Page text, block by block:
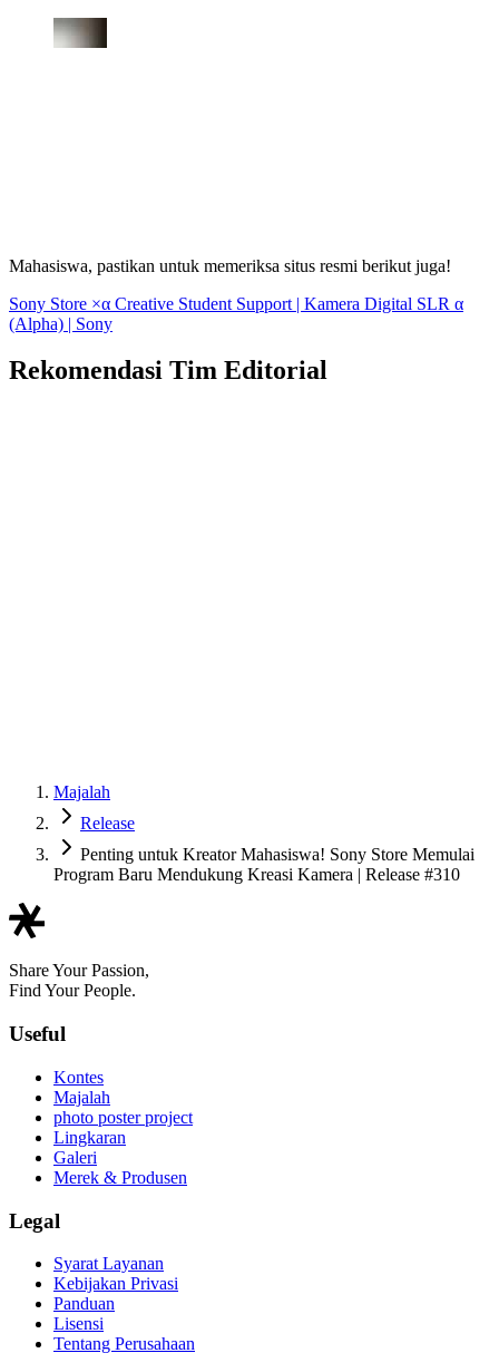
Mahasiswa, pastikan untuk memeriksa situs resmi berikut juga!
Sony Store ×α Creative Student Support | Kamera Digital SLR α
(Alpha) | Sony
Rekomendasi Tim Editorial
Majalah
Release
Penting untuk Kreator Mahasiswa! Sony Store Memulai
Program Baru Mendukung Kreasi Kamera | Release #310
Share Your Passion,
Find Your People.
Useful
Kontes
Majalah
photo poster project
Lingkaran
Galeri
Merek & Produsen
Legal
Syarat Layanan
Kebijakan Privasi
Panduan
Lisensi
Tentang Perusahaan